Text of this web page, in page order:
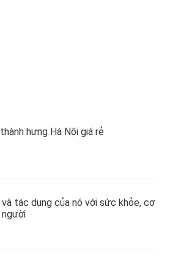
hưng Hà Nội giá rẻ
và tác dụng của nó với sức khỏe, cơ